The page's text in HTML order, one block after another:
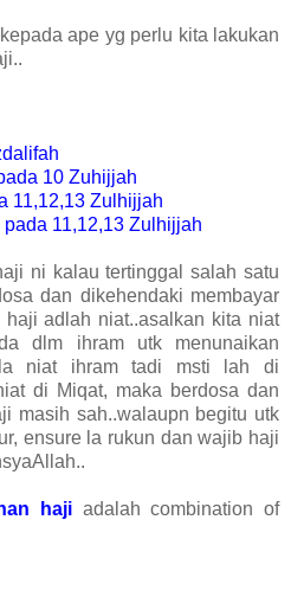
ape yg perlu kita lakukan
10 Zuhijjah
11,12,13 Zulhijjah
11,12,13 Zulhijjah
ni kalau tertinggal salah satu
dan dikehendaki membayar
haji adlah niat..asalkan kita niat
dlm ihram utk menunaikan
niat ihram tadi msti lah di
di Miqat, maka berdosa dan
masih sah..walaupn begitu utk
ensure la rukun dan wajib haji
haji adalah combination of